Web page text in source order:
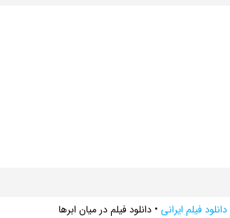
دانلود فیلم ایرانی• دانلود فیلم در میان ابرها